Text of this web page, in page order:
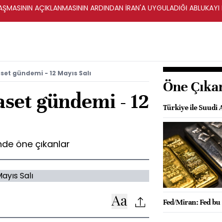
AÇIKLANMASININ ARDINDAN İRAN'A UYGULADIĞI
gündemi - 12 Mayıs Salı
gündemi - 12
öne çıkanlar
Öne
Türkiye ile Suudi
Fed/Miran: Fed